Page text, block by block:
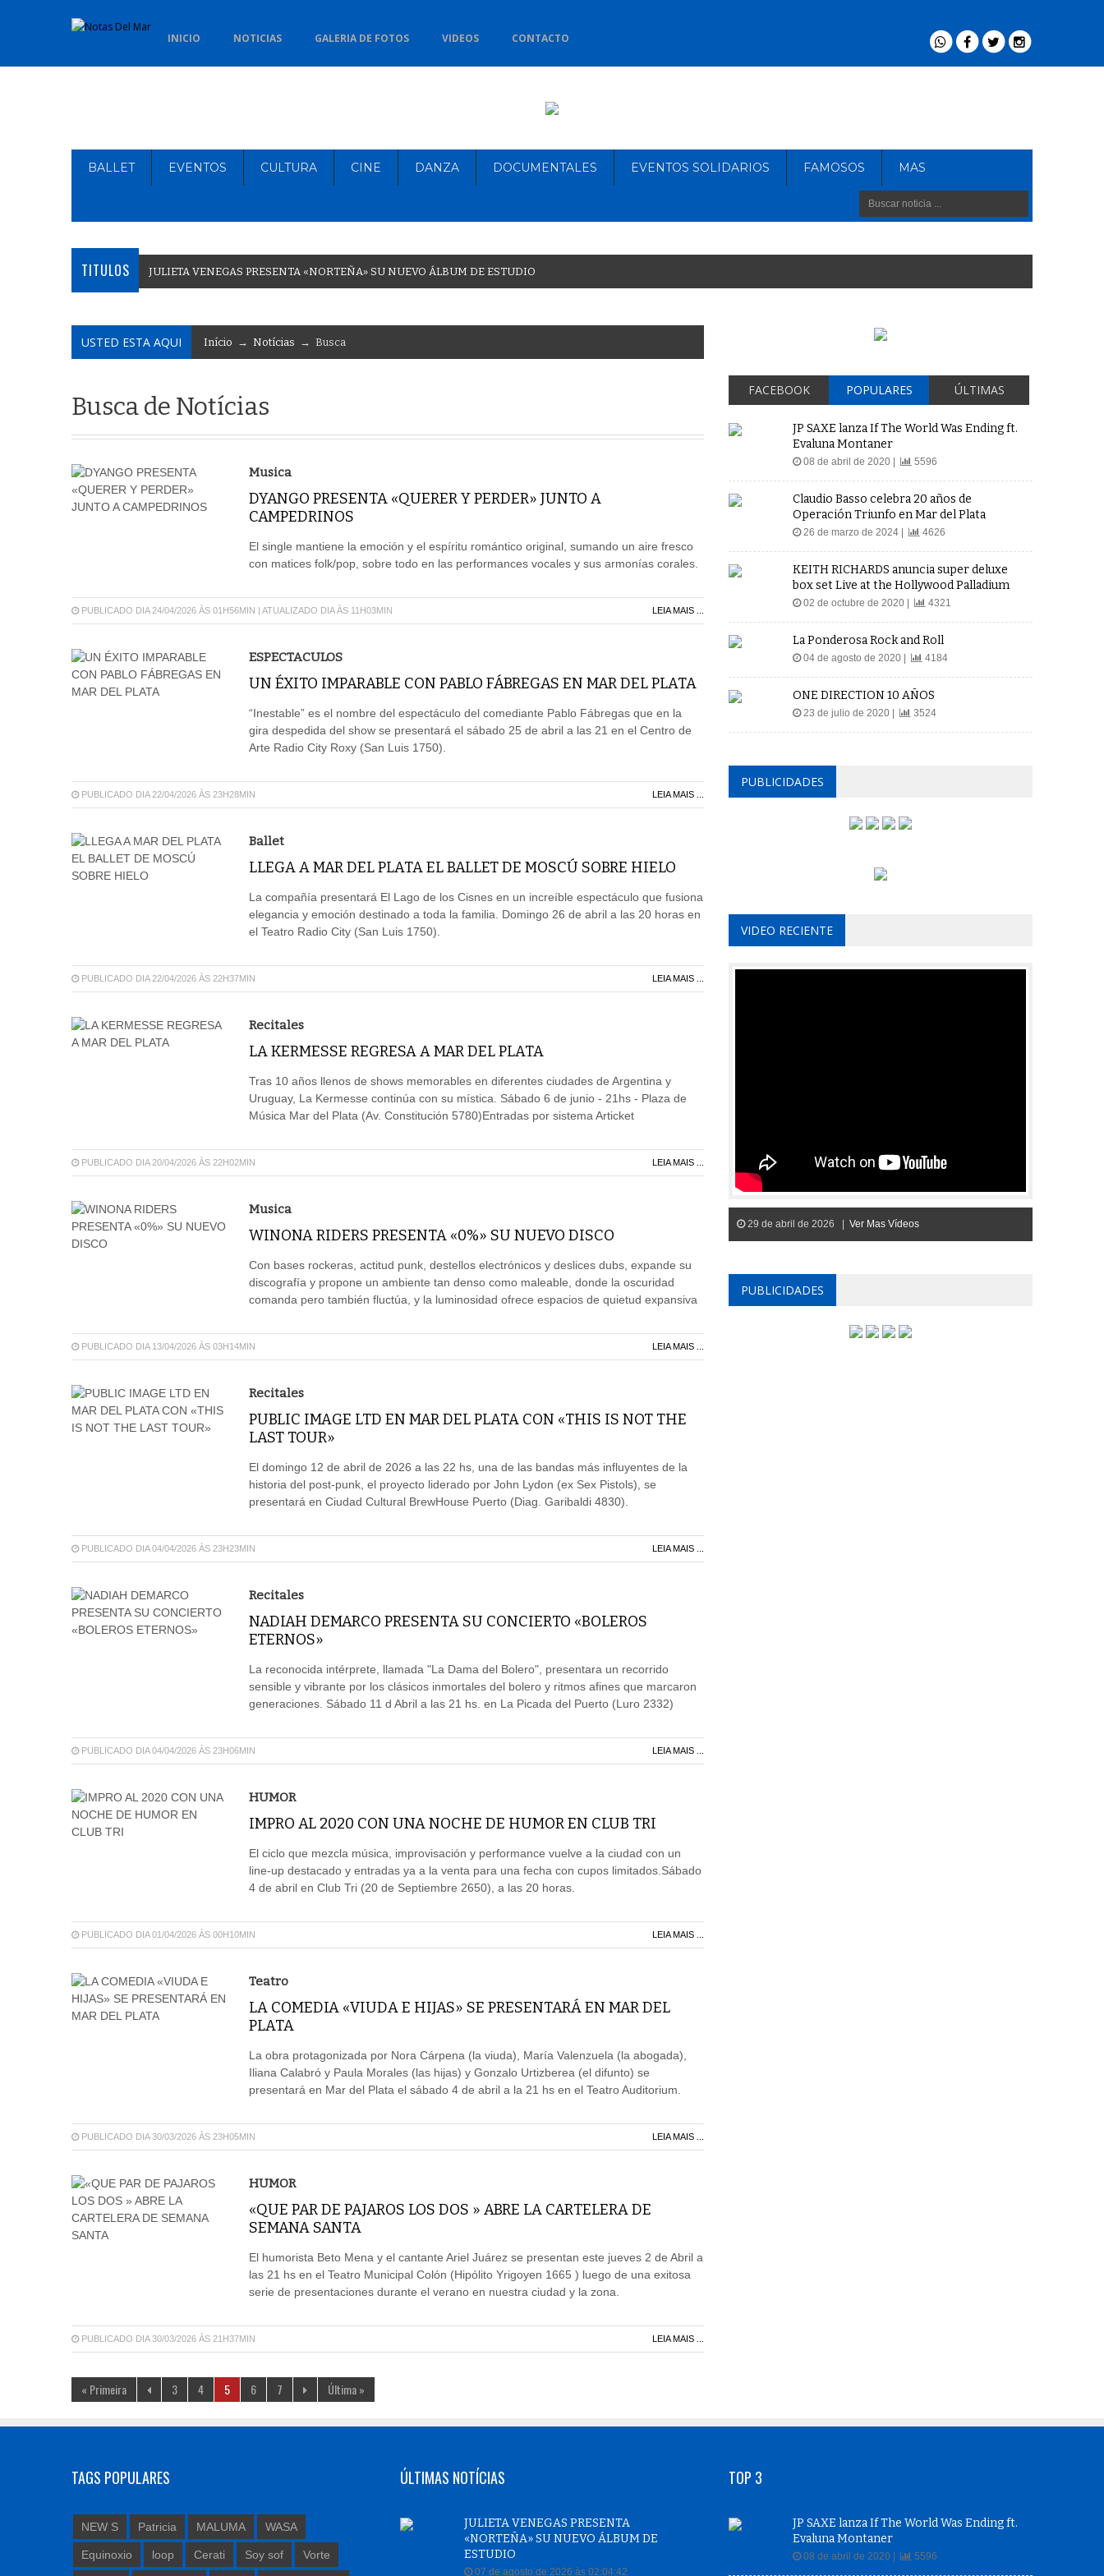
INICIO NOTICIAS GALERIA DE FOTOS VIDEOS CONTACTO
BALLET EVENTOS CULTURA CINE DANZA DOCUMENTALES EVENTOS SOLIDARIOS FAMOSOS MAS
TITULOS JULIETA VENEGAS PRESENTA «NORTEÑA» SU NUEVO ÁLBUM DE ESTUDIO
USTED ESTA AQUI Início → Notícias → Busca
Busca de Notícias
Musica
DYANGO PRESENTA «QUERER Y PERDER» JUNTO A
CAMPEDRINOS
El single mantiene la emoción y el espíritu romántico original, sumando un aire fresco
con matices folk/pop, sobre todo en las performances vocales y sus armonías corales.
PUBLICADO DIA 24/04/2026 ÀS 01H56MIN | ATUALIZADO DIA ÀS 11H03MIN LEIA MAIS ...
ESPECTACULOS
UN ÉXITO IMPARABLE CON PABLO FÁBREGAS EN MAR DEL PLATA
“Inestable” es el nombre del espectáculo del comediante Pablo Fábregas que en la
gira despedida del show se presentará el sábado 25 de abril a las 21 en el Centro de
Arte Radio City Roxy (San Luis 1750).
PUBLICADO DIA 22/04/2026 ÀS 23H28MIN LEIA MAIS ...
Ballet
LLEGA A MAR DEL PLATA EL BALLET DE MOSCÚ SOBRE HIELO
La compañía presentará El Lago de los Cisnes en un increíble espectáculo que fusiona
elegancia y emoción destinado a toda la familia. Domingo 26 de abril a las 20 horas en
el Teatro Radio City (San Luis 1750).
PUBLICADO DIA 22/04/2026 ÀS 22H37MIN LEIA MAIS ...
Recitales
LA KERMESSE REGRESA A MAR DEL PLATA
Tras 10 años llenos de shows memorables en diferentes ciudades de Argentina y
Uruguay, La Kermesse continúa con su mística. Sábado 6 de junio - 21hs - Plaza de
Música Mar del Plata (Av. Constitución 5780)Entradas por sistema Articket
PUBLICADO DIA 20/04/2026 ÀS 22H02MIN LEIA MAIS ...
Musica
WINONA RIDERS PRESENTA «0%» SU NUEVO DISCO
Con bases rockeras, actitud punk, destellos electrónicos y deslices dubs, expande su
discografía y propone un ambiente tan denso como maleable, donde la oscuridad
comanda pero también fluctúa, y la luminosidad ofrece espacios de quietud expansiva
PUBLICADO DIA 13/04/2026 ÀS 03H14MIN LEIA MAIS ...
Recitales
PUBLIC IMAGE LTD EN MAR DEL PLATA CON «THIS IS NOT THE
LAST TOUR»
El domingo 12 de abril de 2026 a las 22 hs, una de las bandas más influyentes de la
historia del post-punk, el proyecto liderado por John Lydon (ex Sex Pistols), se
presentará en Ciudad Cultural BrewHouse Puerto (Diag. Garibaldi 4830).
PUBLICADO DIA 04/04/2026 ÀS 23H23MIN LEIA MAIS ...
Recitales
NADIAH DEMARCO PRESENTA SU CONCIERTO «BOLEROS
ETERNOS»
La reconocida intérprete, llamada "La Dama del Bolero", presentara un recorrido
sensible y vibrante por los clásicos inmortales del bolero y ritmos afines que marcaron
generaciones. Sábado 11 d Abril a las 21 hs. en La Picada del Puerto (Luro 2332)
PUBLICADO DIA 04/04/2026 ÀS 23H06MIN LEIA MAIS ...
HUMOR
IMPRO AL 2020 CON UNA NOCHE DE HUMOR EN CLUB TRI
El ciclo que mezcla música, improvisación y performance vuelve a la ciudad con un
line-up destacado y entradas ya a la venta para una fecha con cupos limitados.Sábado
4 de abril en Club Tri (20 de Septiembre 2650), a las 20 horas.
PUBLICADO DIA 01/04/2026 ÀS 00H10MIN LEIA MAIS ...
Teatro
LA COMEDIA «VIUDA E HIJAS» SE PRESENTARÁ EN MAR DEL
PLATA
La obra protagonizada por Nora Cárpena (la viuda), María Valenzuela (la abogada),
Iliana Calabró y Paula Morales (las hijas) y Gonzalo Urtizberea (el difunto) se
presentará en Mar del Plata el sábado 4 de abril a la 21 hs en el Teatro Auditorium.
PUBLICADO DIA 30/03/2026 ÀS 23H05MIN LEIA MAIS ...
HUMOR
«QUE PAR DE PAJAROS LOS DOS » ABRE LA CARTELERA DE
SEMANA SANTA
El humorista Beto Mena y el cantante Ariel Juárez se presentan este jueves 2 de Abril a
las 21 hs en el Teatro Municipal Colón (Hipólito Yrigoyen 1665 ) luego de una exitosa
serie de presentaciones durante el verano en nuestra ciudad y la zona.
PUBLICADO DIA 30/03/2026 ÀS 21H37MIN LEIA MAIS ...
« Primeira 3 4 5 6 7 Última »
FACEBOOK POPULARES ÚLTIMAS
JP SAXE lanza If The World Was Ending ft.
Evaluna Montaner
08 de abril de 2020 | 5596
Claudio Basso celebra 20 años de
Operación Triunfo en Mar del Plata
26 de marzo de 2024 | 4626
KEITH RICHARDS anuncia super deluxe
box set Live at the Hollywood Palladium
02 de octubre de 2020 | 4321
La Ponderosa Rock and Roll
04 de agosto de 2020 | 4184
ONE DIRECTION 10 AÑOS
23 de julio de 2020 | 3524
PUBLICIDADES
VIDEO RECIENTE
29 de abril de 2026 | Ver Mas Vídeos
PUBLICIDADES
TAGS POPULARES
NEW S Patricia MALUMA WASA
Equinoxio loop Cerati Soy sof Vorte
ÚLTIMAS NOTÍCIAS
JULIETA VENEGAS PRESENTA
«NORTEÑA» SU NUEVO ÁLBUM DE
ESTUDIO
07 de agosto de 2026 às 02:04:42
TOP 3
JP SAXE lanza If The World Was Ending ft.
Evaluna Montaner
08 de abril de 2020 | 5596